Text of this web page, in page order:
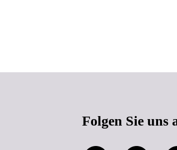
Folgen Sie uns